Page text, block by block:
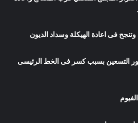
فى اعادة الهيكلة وسداد الديون
التسعين بسبب كسر فى الخط الرئيسى